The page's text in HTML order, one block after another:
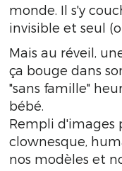
monde. Il s'y
invisible et seul
Mais au réveil,
ça bouge dans
"sans famille"
bébé.
Rempli d'images
clownesque,
nos modèles et